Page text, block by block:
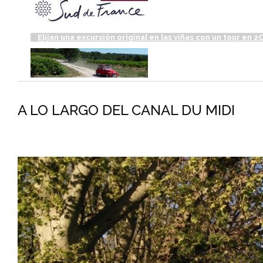
Elijan una excursión original en las viñas con un tour en
A LO LARGO DEL CANAL DU MIDI